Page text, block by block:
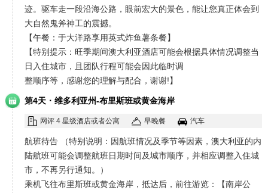
迹。驱车走一段沿海公路，眼前宏大的景色，能让您真正体会到
大自然鬼斧神工的震撼。
【午餐：于大洋路享用英式炸鱼薯条餐】
【特别提示：旺季期间澳大利亚酒店可能会根据具体情况调整当
日入住城市，且团队行程可能会因此临时调
整顺序等，感谢您的理解与配合，谢谢!】
第4天 · 维多利亚州-布里斯班或黄金海岸
网评 4 星级酒店或者公寓 早晚餐 汽车
航班待告 （特别说明：因航班情况及季节等因素，澳大利亚的内
陆航班可能会调整航班日期时间及城市顺序，并相应调整入住城
市，不再另行通知。）
乘机飞往布里斯班或黄金海岸，抵达后，前往游览：【南岸公